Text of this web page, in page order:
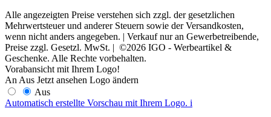
Alle angezeigten Preise verstehen sich zzgl. der gesetzlichen
Mehrwertsteuer und anderer Steuern sowie der Versandkosten,
wenn nicht anders angegeben. | Verkauf nur an Gewerbetreibende,
Preise zzgl. Gesetzl. MwSt. | ©2026 IGO - Werbeartikel &
Geschenke. Alle Rechte vorbehalten.
Vorabansicht mit Ihrem Logo!
An Aus Jetzt ansehen Logo ändern
Aus
Automatisch erstellte Vorschau mit Ihrem Logo. i